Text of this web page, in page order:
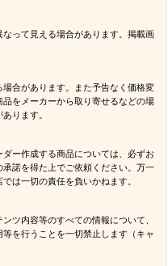
って見える場合があります。掲載画
合があります。また予告なく価格変
をメーカーから取り寄せるなどの場
ります。
ー作成する商品については、必ずお
諾を得た上でご依頼ください。万一
は一切の責任を負いかねます。
ツ内容等のすべての情報について、
を行うことを一切禁止します（キャ